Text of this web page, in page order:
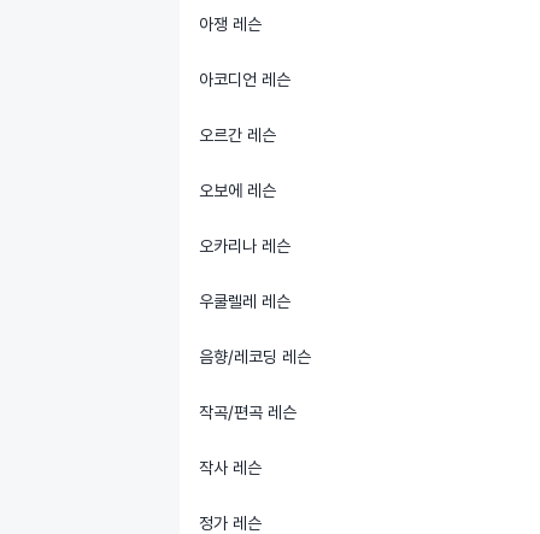
아쟁 레슨
아코디언 레슨
오르간 레슨
오보에 레슨
오카리나 레슨
우쿨렐레 레슨
음향/레코딩 레슨
작곡/편곡 레슨
작사 레슨
정가 레슨